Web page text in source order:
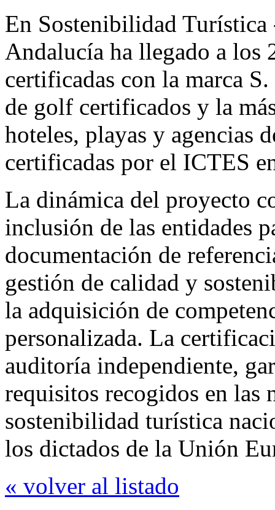
En Sostenibilidad Turística
Andalucía ha llegado a los
certificadas con la marca
de golf certificados y la
hoteles, playas y agencias
certificadas por el ICTES
La dinámica del proyecto
inclusión de las entidades
documentación de
gestión de calidad y
la adquisición de
personalizada. La
auditoría independiente,
requisitos recogidos en las
sostenibilidad turística
los dictados de la Unión
« volver al listado